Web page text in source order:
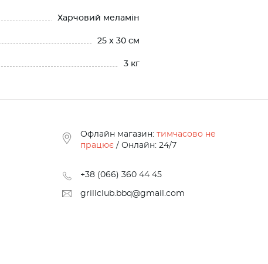
Харчовий меламін
25 x 30 см
3 кг
Офлайн магазин: тимчасово не
працює / Онлайн: 24/7
+38 (066) 360 44 45
grillclub.bbq@gmail.com